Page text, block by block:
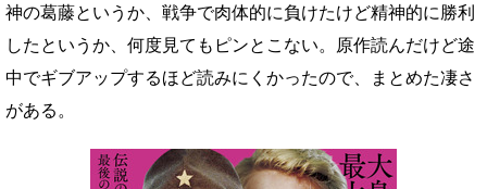
神の葛藤というか、戦争で肉体的に負けたけど精神的に勝利
したというか、何度見てもピンとこない。原作読んだけど途
中でギブアップするほど読みにくかったので、まとめた凄さ
がある。